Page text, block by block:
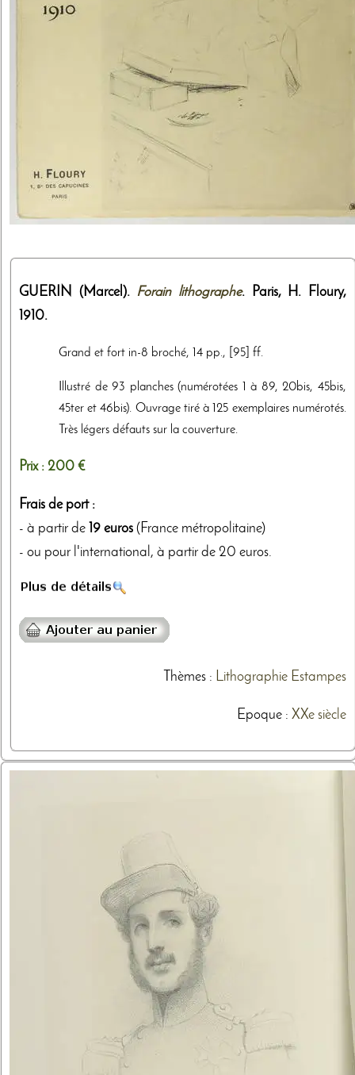
GUERIN (Marcel). Forain lithographe. Paris, H. Floury,
1910.
Grand et fort in-8 broché, 14 pp., [95] ff.
Illustré de 93 planches (numérotées 1 à 89, 20bis, 45bis,
45ter et 46bis). Ouvrage tiré à 125 exemplaires numérotés.
Très légers défauts sur la couverture.
Prix : 200 €
Frais de port :
- à partir de 19 euros (France métropolitaine)
- ou pour l'international, à partir de 20 euros.
Thèmes: Lithographie Estampes
Epoque : XXe siècle